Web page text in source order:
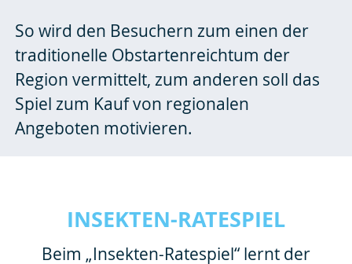
So wird den Besuchern zum einen der
traditionelle Obstartenreichtum der
Region vermittelt, zum anderen soll das
Spiel zum Kauf von regionalen
Angeboten motivieren.
INSEKTEN-RATESPIEL
Beim „Insekten-Ratespiel“ lernt der